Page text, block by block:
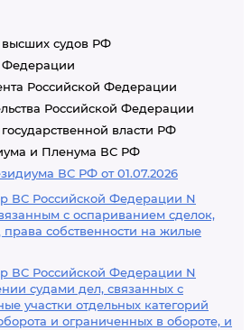
судов РФ
Федерации
Российской Федерации
Российской Федерации
власти РФ
и Пленума ВС РФ
ВС РФ от 01.07.2026
ВС Российской Федерации N
с оспариванием сделок,
собственности на жилые
ВС Российской Федерации N
судами дел, связанных с
участки отдельных категорий
и ограниченных в обороте, и